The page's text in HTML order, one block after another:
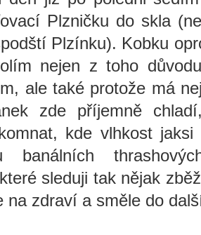
Plzničku do skla
Plzínku). Kobku
nejen z toho
ale také protože má
zde příjemně
kde vlhkost
banálních
sleduji tak nějak
na zdraví a směle do